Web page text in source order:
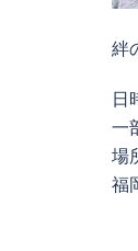
絆
日
一
場
福